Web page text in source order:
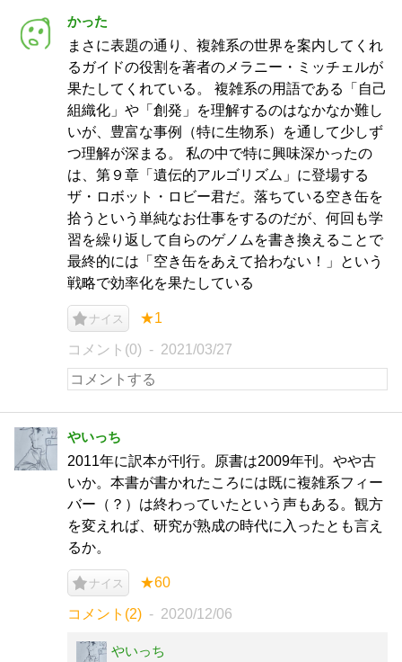
かった
まさに表題の通り、複雑系の世界を案内してくれ
るガイドの役割を著者のメラニー・ミッチェルが
果たしてくれている。 複雑系の用語である「自己
組織化」や「創発」を理解するのはなかなか難し
いが、豊富な事例（特に生物系）を通して少しず
つ理解が深まる。 私の中で特に興味深かったの
は、第９章「遺伝的アルゴリズム」に登場する
ザ・ロボット・ロビー君だ。落ちている空き缶を
拾うという単純なお仕事をするのだが、何回も学
習を繰り返して自らのゲノムを書き換えることで
最終的には「空き缶をあえて拾わない！」という
戦略で効率化を果たしている
ナイス ★1
コメント(0) 2021/03/27
やいっち
2011年に訳本が刊行。原書は2009年刊。やや古
いか。本書が書かれたころには既に複雑系フィー
バー（？）は終わっていたという声もある。観方
を変えれば、研究が熟成の時代に入ったとも言え
るか。
ナイス ★60
コメント(2) 2020/12/06
やいっち